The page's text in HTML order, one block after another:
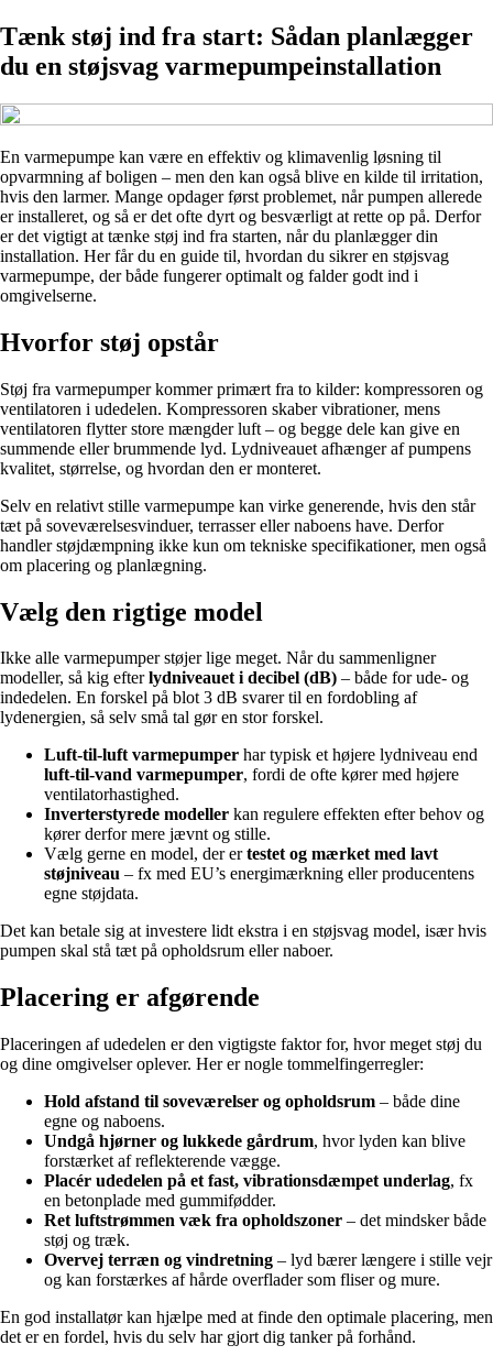
Tænk støj ind fra start: Sådan planlægger
du en støjsvag varmepumpeinstallation
En varmepumpe kan være en effektiv og klimavenlig løsning til
opvarmning af boligen – men den kan også blive en kilde til irritation,
hvis den larmer. Mange opdager først problemet, når pumpen allerede
er installeret, og så er det ofte dyrt og besværligt at rette op på. Derfor
er det vigtigt at tænke støj ind fra starten, når du planlægger din
installation. Her får du en guide til, hvordan du sikrer en støjsvag
varmepumpe, der både fungerer optimalt og falder godt ind i
omgivelserne.
Hvorfor støj opstår
Støj fra varmepumper kommer primært fra to kilder: kompressoren og
ventilatoren i udedelen. Kompressoren skaber vibrationer, mens
ventilatoren flytter store mængder luft – og begge dele kan give en
summende eller brummende lyd. Lydniveauet afhænger af pumpens
kvalitet, størrelse, og hvordan den er monteret.
Selv en relativt stille varmepumpe kan virke generende, hvis den står
tæt på soveværelsesvinduer, terrasser eller naboens have. Derfor
handler støjdæmpning ikke kun om tekniske specifikationer, men også
om placering og planlægning.
Vælg den rigtige model
Ikke alle varmepumper støjer lige meget. Når du sammenligner
modeller, så kig efterlydniveauet i decibel (dB) – både for ude- og
indedelen. En forskel på blot 3 dB svarer til en fordobling af
lydenergien, så selv små tal gør en stor forskel.
Luft-til-luft varmepumper har typisk et højere lydniveau end
luft-til-vand varmepumper, fordi de ofte kører med højere
ventilatorhastighed.
Inverterstyrede modeller kan regulere effekten efter behov og
kører derfor mere jævnt og stille.
Vælg gerne en model, der ertestet og mærket med lavt
støjniveau – fx med EU’s energimærkning eller producentens
egne støjdata.
Det kan betale sig at investere lidt ekstra i en støjsvag model, især hvis
pumpen skal stå tæt på opholdsrum eller naboer.
Placering er afgørende
Placeringen af udedelen er den vigtigste faktor for, hvor meget støj du
og dine omgivelser oplever. Her er nogle tommelfingerregler:
Hold afstand til soveværelser og opholdsrum – både dine
egne og naboens.
Undgå hjørner og lukkede gårdrum, hvor lyden kan blive
forstærket af reflekterende vægge.
Placér udedelen på et fast, vibrationsdæmpet underlag, fx
en betonplade med gummifødder.
Ret luftstrømmen væk fra opholdszoner – det mindsker både
støj og træk.
Overvej terræn og vindretning – lyd bærer længere i stille vejr
og kan forstærkes af hårde overflader som fliser og mure.
En god installatør kan hjælpe med at finde den optimale placering, men
det er en fordel, hvis du selv har gjort dig tanker på forhånd.